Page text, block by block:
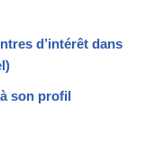
d’intérêt dans
son profil